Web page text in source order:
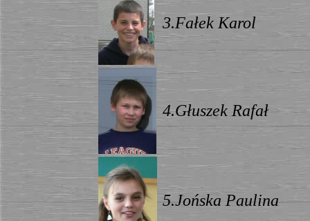
3.Fałek Karol
4.Głuszek Rafał
5.Jońska Paulina